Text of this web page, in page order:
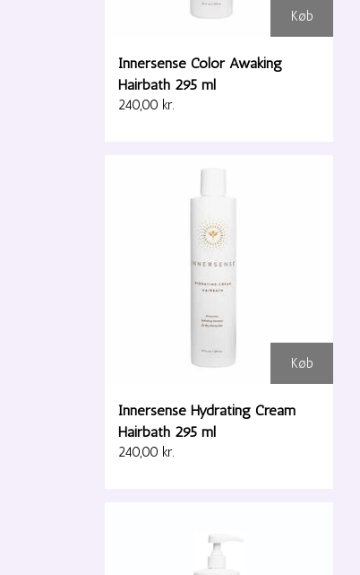
Køb
Innersense Color Awaking
Hairbath 295 ml
240,00 kr.
Køb
Innersense Hydrating Cream
Hairbath 295 ml
240,00 kr.